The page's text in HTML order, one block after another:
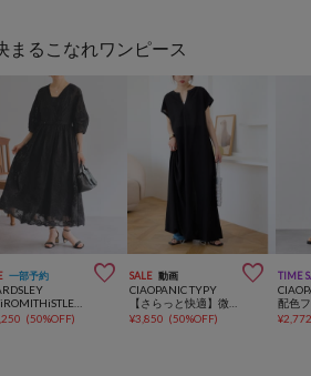
まるこなれワンピース
一部予約 
(50%OFF)
SALE 動画 
CIAOPANIC TYPY
¥3,850 (50%OFF)
TIME
¥